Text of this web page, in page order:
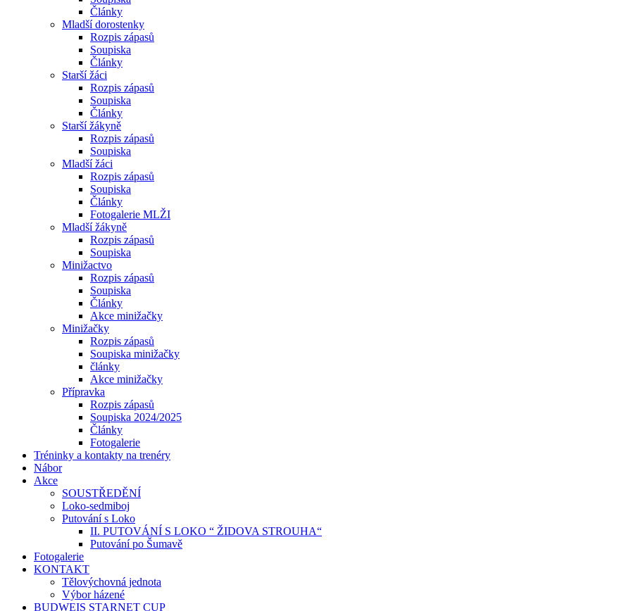
Články
Mladší dorostenky
Rozpis zápasů
Soupiska
Články
Starší žáci
Rozpis zápasů
Soupiska
Články
Starší žákyně
Rozpis zápasů
Soupiska
Mladší žáci
Rozpis zápasů
Soupiska
Články
Fotogalerie MLŽI
Mladší žákyně
Rozpis zápasů
Soupiska
Minižactvo
Rozpis zápasů
Soupiska
Články
Akce minižačky
Minižačky
Rozpis zápasů
Soupiska minižačky
články
Akce minižačky
Přípravka
Rozpis zápasů
Soupiska 2024/2025
Články
Fotogalerie
Tréninky a kontakty na trenéry
Nábor
Akce
SOUSTŘEDĚNÍ
Loko-sedmiboj
Putování s Loko
II. PUTOVÁNÍ S LOKO “ ŽIDOVA STROUHA“
Putování po Šumavě
Fotogalerie
KONTAKT
Tělovýchovná jednota
Výbor házené
BUDWEIS STARNET CUP